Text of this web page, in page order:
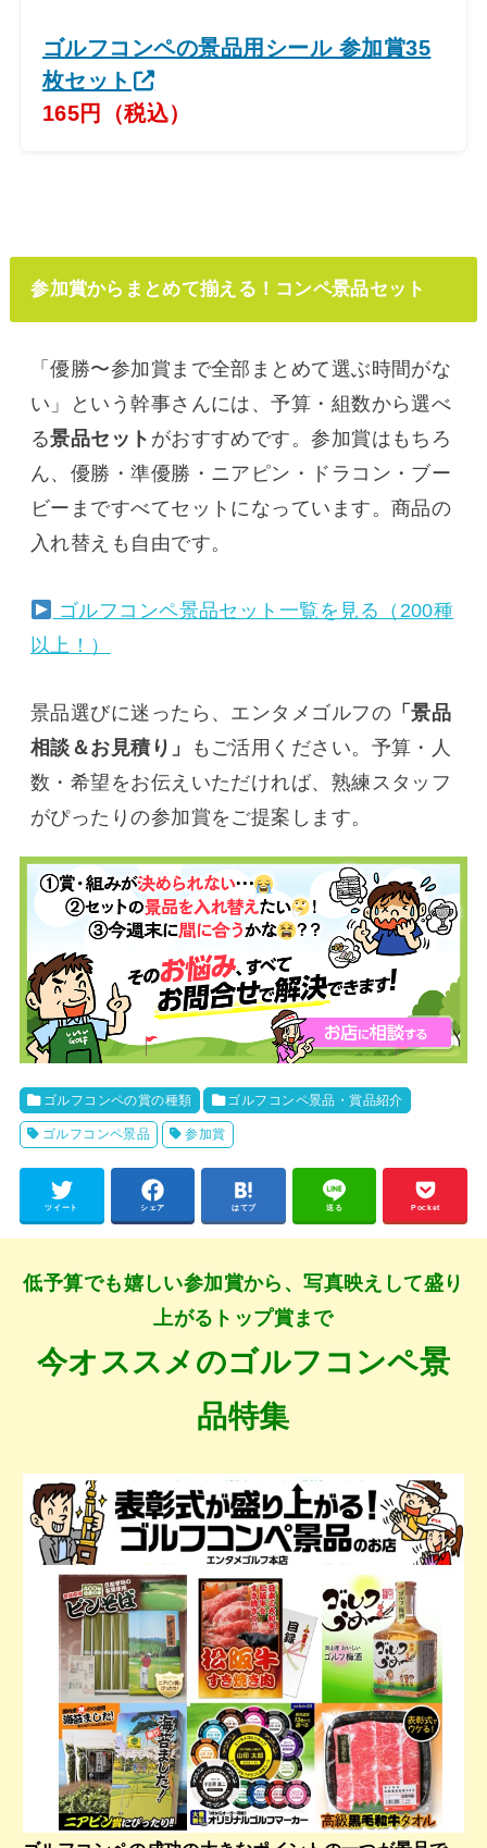
ゴルフコンペの景品用シール 参加賞35
枚セット
165円（税込）
参加賞からまとめて揃える！コンペ景品セット
「優勝〜参加賞まで全部まとめて選ぶ時間がな
い」という幹事さんには、予算・組数から選べ
る景品セット がおすすめです。参加賞はもちろ
ん、優勝・準優勝・ニアピン・ドラコン・ブー
ビーまですべてセットになっています。商品の
入れ替えも自由です。
ゴルフコンペ景品セット一覧を見る（200種
以上！）
景品選びに迷ったら、エンタメゴルフの 「景品
相談＆お見積り」
もご活用ください。予算・人
数・希望をお伝えいただければ、熟練スタッフ
がぴったりの参加賞をご提案します。
ゴルフコンペの賞の種類 ゴルフコンペ景品・賞品紹介
ゴルフコンペ景品 参加賞
ツイート シェア はてブ 送る Pocket
低予算でも嬉しい参加賞から、写真映えして盛り
上がるトップ賞まで
今オススメのゴルフコンペ景
品特集